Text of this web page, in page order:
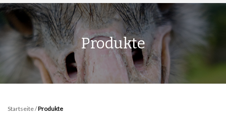
Produkte
Startseite/Produkte